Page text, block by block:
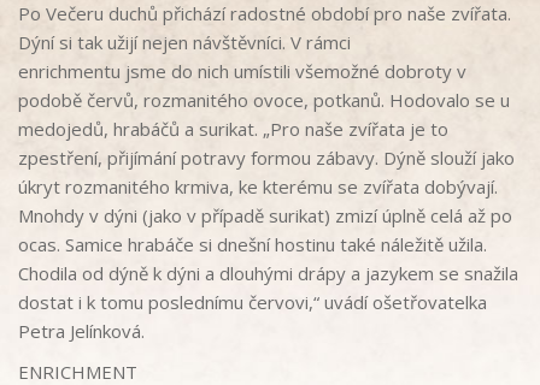
Po Večeru duchů přichází radostné období pro naše zvířata.
Dýní si tak užijí nejen návštěvníci. V rámci
enrichmentu jsme do nich umístili všemožné dobroty v
podobě červů, rozmanitého ovoce, potkanů. Hodovalo se u
medojedů, hrabáčů a surikat. „Pro naše zvířata je to
zpestření, přijímání potravy formou zábavy. Dýně slouží jako
úkryt rozmanitého krmiva, ke kterému se zvířata dobývají.
Mnohdy v dýni (jako v případě surikat) zmizíúplně celá až po
ocas. Samice hrabáče si dnešní hostinu také náležitě užila.
Chodila od dýně k dýni a dlouhými drápy a jazykem se snažila
dostat i k tomu poslednímu červovi,“ uvádí ošetřovatelka
Petra Jelínková.
ENRICHMENT